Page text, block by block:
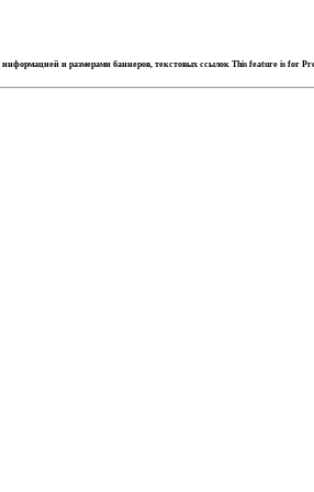
информацией и размерами баннеров, текстовых ссылок This feature is for